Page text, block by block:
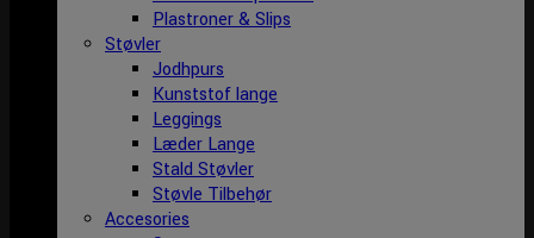
Plastroner & Slips
Støvler
Jodhpurs
Kunststof lange
Leggings
Læder Lange
Stald Støvler
Støvle Tilbehør
Accesories